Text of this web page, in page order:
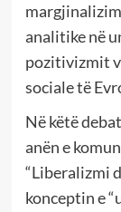
analitike në
pozitivizmit
sociale të
Në këtë
anën e
“Liberalizmi
konceptin e